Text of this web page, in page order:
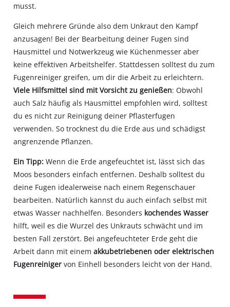
musst.
Gleich mehrere Gründe also dem Unkraut den Kampf
anzusagen! Bei der Bearbeitung deiner Fugen sind
Hausmittel und Notwerkzeug wie Küchenmesser aber
keine effektiven Arbeitshelfer. Stattdessen solltest du zum
Fugenreiniger greifen, um dir die Arbeit zu erleichtern.
Viele Hilfsmittel sind mit Vorsicht zu genießen: Obwohl
auch Salz häufig als Hausmittel empfohlen wird, solltest
du es nicht zur Reinigung deiner Pflasterfugen
verwenden. So trocknest du die Erde aus und schädigst
angrenzende Pflanzen.
Ein Tipp: Wenn die Erde angefeuchtet ist, lässt sich das
Moos besonders einfach entfernen. Deshalb solltest du
deine Fugen idealerweise nach einem Regenschauer
bearbeiten. Natürlich kannst du auch einfach selbst mit
etwas Wasser nachhelfen. Besonders kochendes Wasser
hilft, weil es die Wurzel des Unkrauts schwächt und im
besten Fall zerstört. Bei angefeuchteter Erde geht die
Arbeit dann mit einemakkubetriebenen oder elektrischen
Fugenreiniger von Einhell besonders leicht von der Hand.